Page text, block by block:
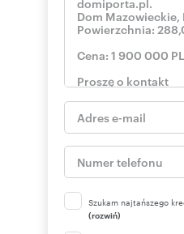
Szukam najtańszego
(rozwiń)